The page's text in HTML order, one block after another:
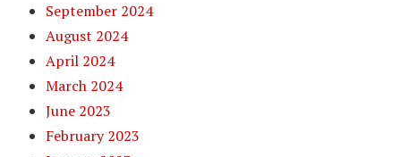
September 2024
August 2024
April 2024
March 2024
June 2023
February 2023